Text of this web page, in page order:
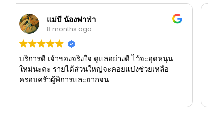
Nura TV
9 months ago
บล็อกพ่นสีที่นี่ ...มีหลายแบบให้เลือกดีค่ะ...พ่นสีได้
คมชัด..ชอบมากๆ งานป้ายสวยมาก